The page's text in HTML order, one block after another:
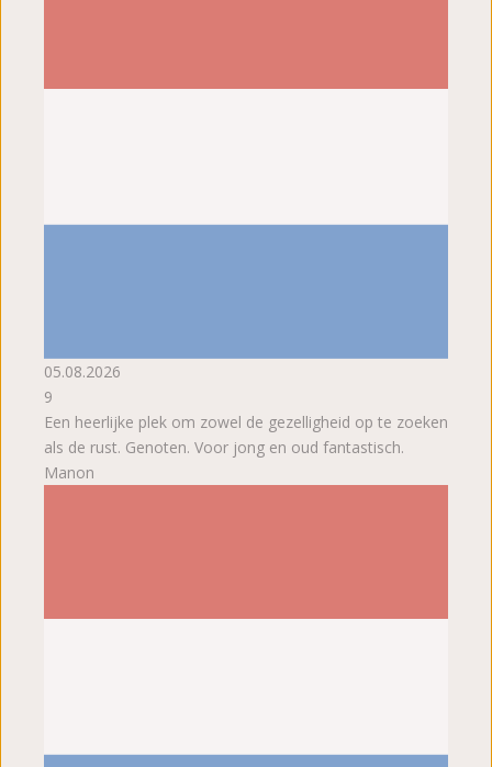
05.08.2026
9
Een heerlijke plek om zowel de gezelligheid op te zoeken
als de rust. Genoten. Voor jong en oud fantastisch.
Manon